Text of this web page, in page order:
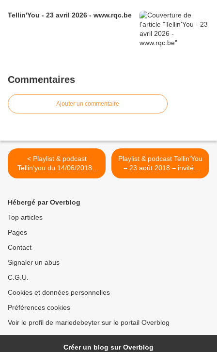
Tellin'You - 23 avril 2026 - www.rqc.be
Commentaires
Ajouter un commentaire
< Playlist & podcast
Tellin'you du 14/06/2018 -
Spéciale Blues Belge-
Playlist & podcast Tellin'You
– 23 août 2018 – invités
Etienne et Hugues du Old
Hébergé par Overblog
Top articles
Pages
Contact
Signaler un abus
C.G.U.
Cookies et données personnelles
Préférences cookies
Voir le profil de mariedebeyter sur le portail Overblog
Créer un blog sur Overblog